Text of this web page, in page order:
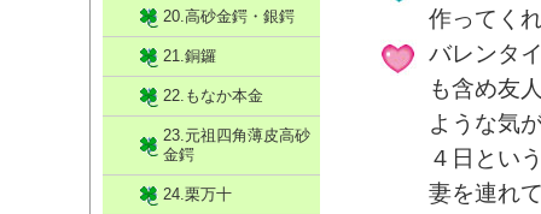
作ってく
バレンタ
も含め友
ような気
４日とい
妻を連れ
20.高砂金鍔・銀鍔
21.銅鑼
22.もなか本金
23.元祖四角薄皮高砂
金鍔
24.栗万十